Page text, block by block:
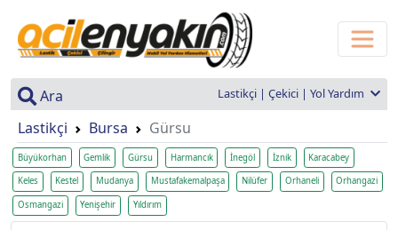
Ara Lastikçi | Çekici | Yol Yardım
Lastikçi Bursa Gürsu
Büyükorhan Gemlik Gürsu Harmancık İnegöl İznik Karacabey
Keles Kestel Mudanya Mustafakemalpaşa Nilüfer Orhaneli Orhangazi
Osmangazi Yenişehir Yıldırım